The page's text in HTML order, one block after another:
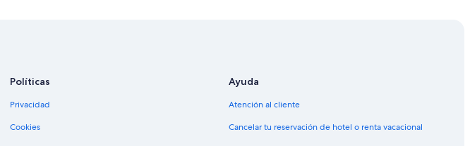
Hoteles de ski en Centro de Vancouver
Políticas
Privacidad
Cookies
Ayuda
Atención al cliente
Cancelar tu reservación de hotel o renta vacacional